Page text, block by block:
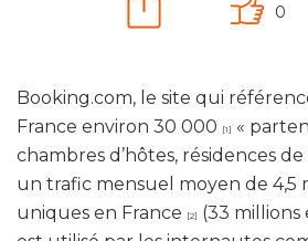
0
Booking.com, le site qui
France environ 30 000 [1] «
chambres d’hôtes, résidences
un trafic mensuel moyen de 4,5
uniques en France [2] (33 millions